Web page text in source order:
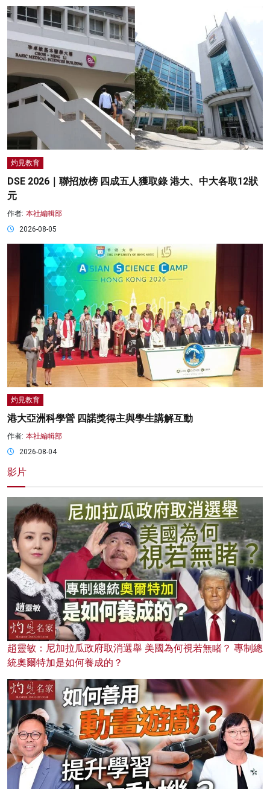
灼見教育
DSE 2026｜聯招放榜 四成五人獲取錄 港大、中大各取12狀
元
作者: 本社編輯部
2026-08-05
灼見教育
港大亞洲科學營 四諾獎得主與學生講解互動
作者: 本社編輯部
2026-08-04
影片
趙靈敏：尼加拉瓜政府取消選舉 美國為何視若無睹？ 專制總
統奧爾特加是如何養成的？